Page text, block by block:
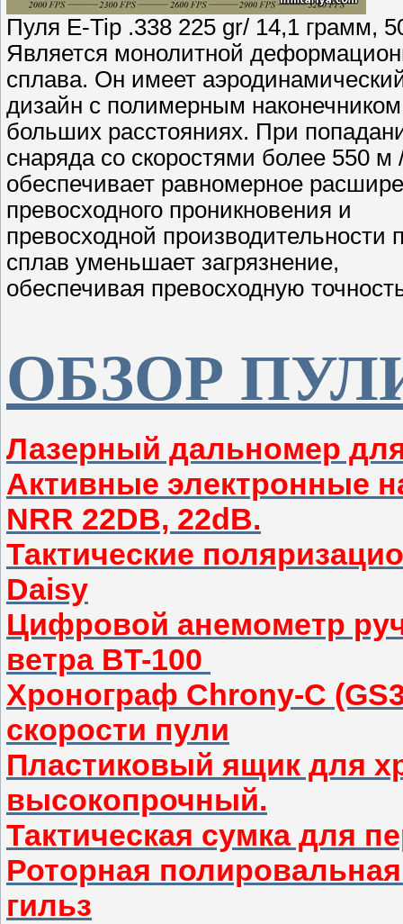
Пуля E-Tip .338 225 gr/ 14,1 грамм,
Является монолитной
сплава. Он имеет
дизайн с полимерным
больших расстояниях. При
снаряда со скоростями более 550
обеспечивает равномерное
превосходного проникновения и
превосходной производительности
сплав уменьшает загрязнение,
обеспечивая превосходную
ОБЗОР
Лазерный дальномер
Активные электронные
NRR 22DB, 22dB.
Тактические
Daisy
Цифровой анемометр
ветра BT-100
Хронограф Chrony-C
скорости пули
Пластиковый ящик для
высокопрочный.
Тактическая сумка для
Роторная
гильз